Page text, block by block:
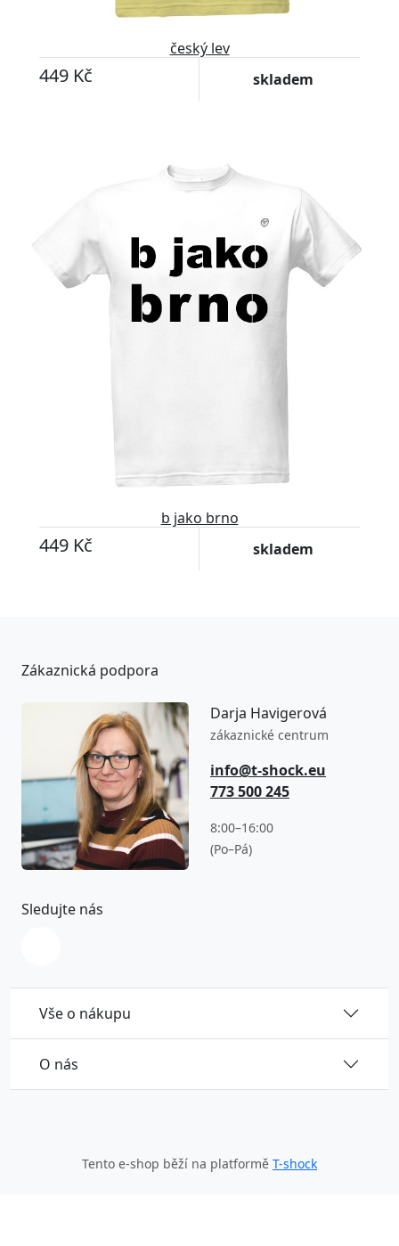
český lev
449 Kč skladem
b jako brno
449 Kč skladem
Vše o nákupu
O nás
Zákaznická podpora
Darja Havigerová
zákaznické centrum
info@t-shock.eu
773 500 245
8:00–16:00
(Po–Pá)
Sledujte nás
Tento e-shop běží na platformě T-shock